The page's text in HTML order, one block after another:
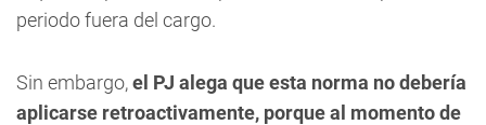
periodo fuera del cargo.
Sin embargo,el PJ alega que esta norma no debería
aplicarse retroactivamente, porque al momento de